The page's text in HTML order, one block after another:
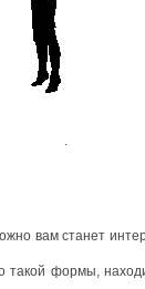
.
вам станет
формы,